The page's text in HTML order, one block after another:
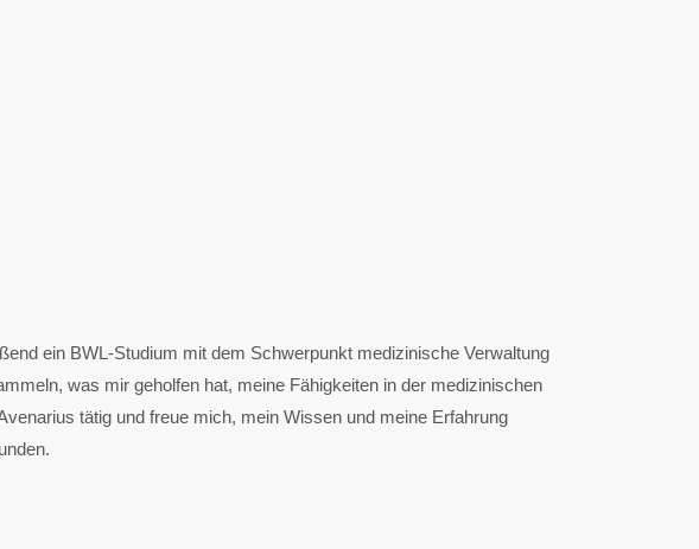
ein BWL-Studium mit dem Schwerpunkt medizinische Verwaltung
was mir geholfen hat, meine Fähigkeiten in der medizinischen
tätig und freue mich, mein Wissen und meine Erfahrung